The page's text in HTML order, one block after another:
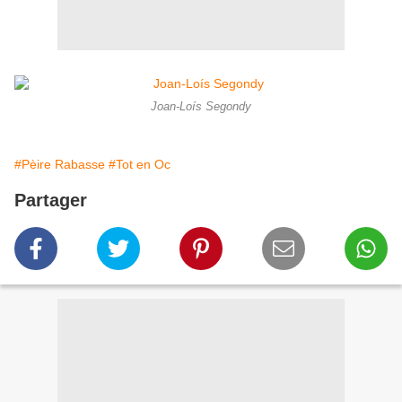
Joan-Loís Segondy
#Pèire Rabasse #Tot en Oc
Partager